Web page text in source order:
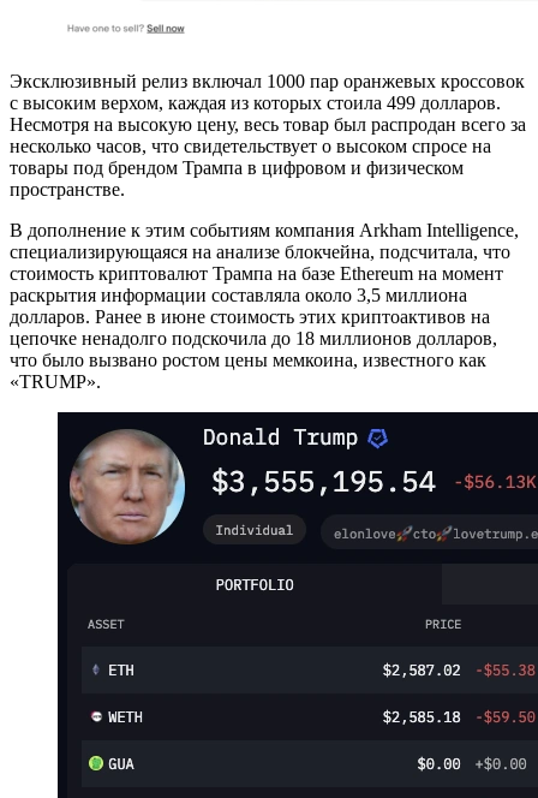
Эксклюзивный релиз включал 1000 пар оранжевых кроссовок
с высоким верхом, каждая из которых стоила 499 долларов.
Несмотря на высокую цену, весь товар был распродан всего за
несколько часов, что свидетельствует о высоком спросе на
товары под брендом Трампа в цифровом и физическом
пространстве.
В дополнение к этим событиям компания Arkham Intelligence,
специализирующаяся на анализе блокчейна, подсчитала, что
стоимость криптовалют Трампа на базе Ethereum на момент
раскрытия информации составляла около 3,5 миллиона
долларов. Ранее в июне стоимость этих криптоактивов на
цепочке ненадолго подскочила до 18 миллионов долларов,
что было вызвано ростом цены мемкоина, известного как
«TRUMP».